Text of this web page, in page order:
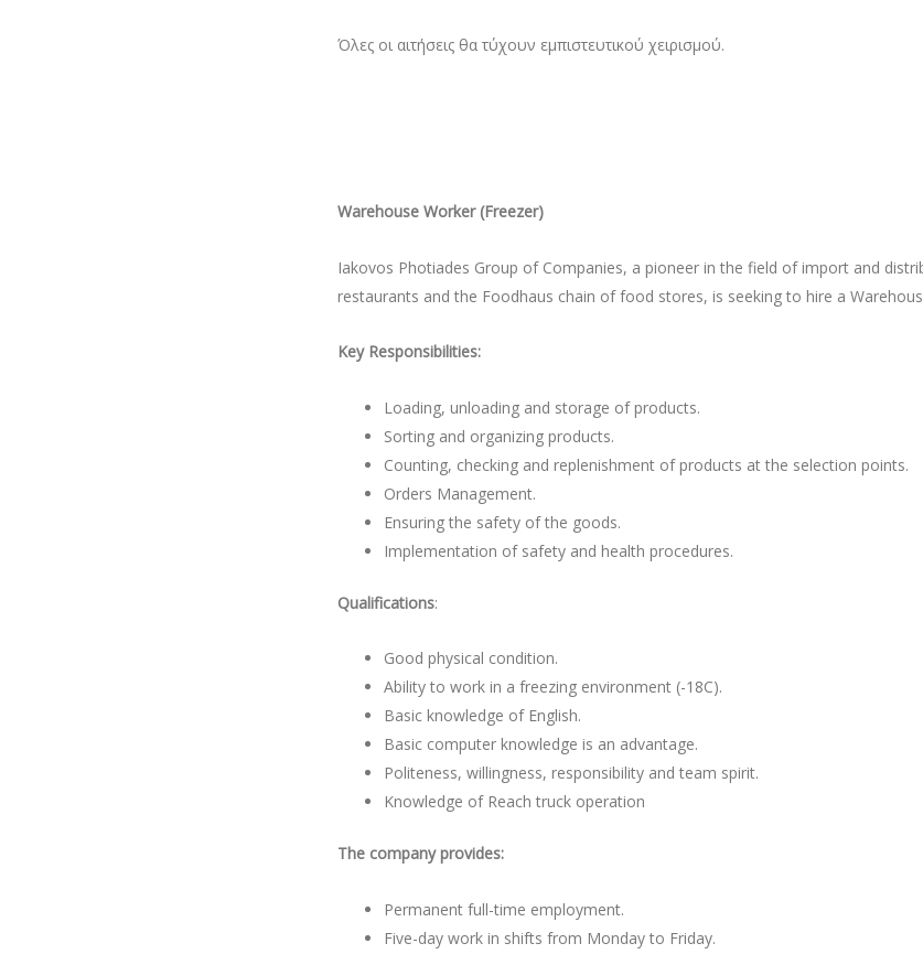
Όλες οι αιτήσεις θα τύχουν εμπιστευτικού χειρισμού.
Warehouse Worker (Freezer)
Iakovos Photiades Group of Companies, a pioneer in the field of import and
restaurants and the Foodhaus chain of food stores, is seeking to hire a
Key Responsibilities:
Loading, unloading and storage of products.
Sorting and organizing products.
Counting, checking and replenishment of products at the selection points.
Orders Management.
Ensuring the safety of the goods.
Implementation of safety and health procedures.
Qualifications:
Good physical condition.
Ability to work in a freezing environment (-18C).
Basic knowledge of English.
Basic computer knowledge is an advantage.
Politeness, willingness, responsibility and team spirit.
Knowledge of Reach truck operation
The company provides:
Permanent full-time employment.
Five-day work in shifts from Monday to Friday.